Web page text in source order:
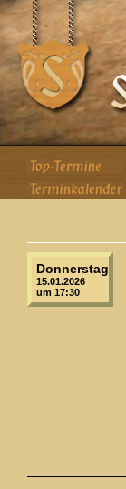
Donnerstag
15.01.2026
um 17:30